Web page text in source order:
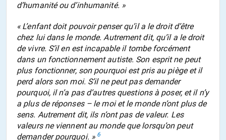
d’humanité ou d’inhumanité. »
« L’enfant doit pouvoir penser qu’il a le droit d’être
chez lui dans le monde. Autrement dit, qu’il a le droit
de vivre. S’il en est incapable il tombe forcément
dans un fonctionnement autiste. Son esprit ne peut
plus fonctionner, son pourquoi est pris au piège et il
perd alors son moi. S’il ne peut pas demander
pourquoi, il n’a pas d’autres questions à poser, et il n’y
a plus de réponses – le moi et le monde n’ont plus de
sens. Autrement dit, ils n’ont pas de valeur. Les
valeurs ne viennent au monde que lorsqu’on peut
demander pourquoi. » 6